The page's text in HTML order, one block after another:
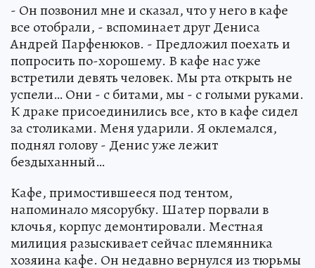
- Он позвонил мне и сказал, что у него в кафе
все отобрали, - вспоминает друг Дениса
Андрей Парфенюков. - Предложил поехать и
попросить по-хорошему. В кафе нас уже
встретили девять человек. Мы рта открыть не
успели… Они - с битами, мы - с голыми руками.
К драке присоединились все, кто в кафе сидел
за столиками. Меня ударили. Я оклемался,
поднял голову - Денис уже лежит
бездыханный…
Кафе, примостившееся под тентом,
напоминало мясорубку. Шатер порвали в
клочья, корпус демонтировали. Местная
милиция разыскивает сейчас племянника
хозяина кафе. Он недавно вернулся из тюрьмы